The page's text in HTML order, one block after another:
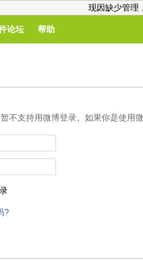
现因缺少管理
论坛 帮助
不支持用微博登录。如果你是使用
?